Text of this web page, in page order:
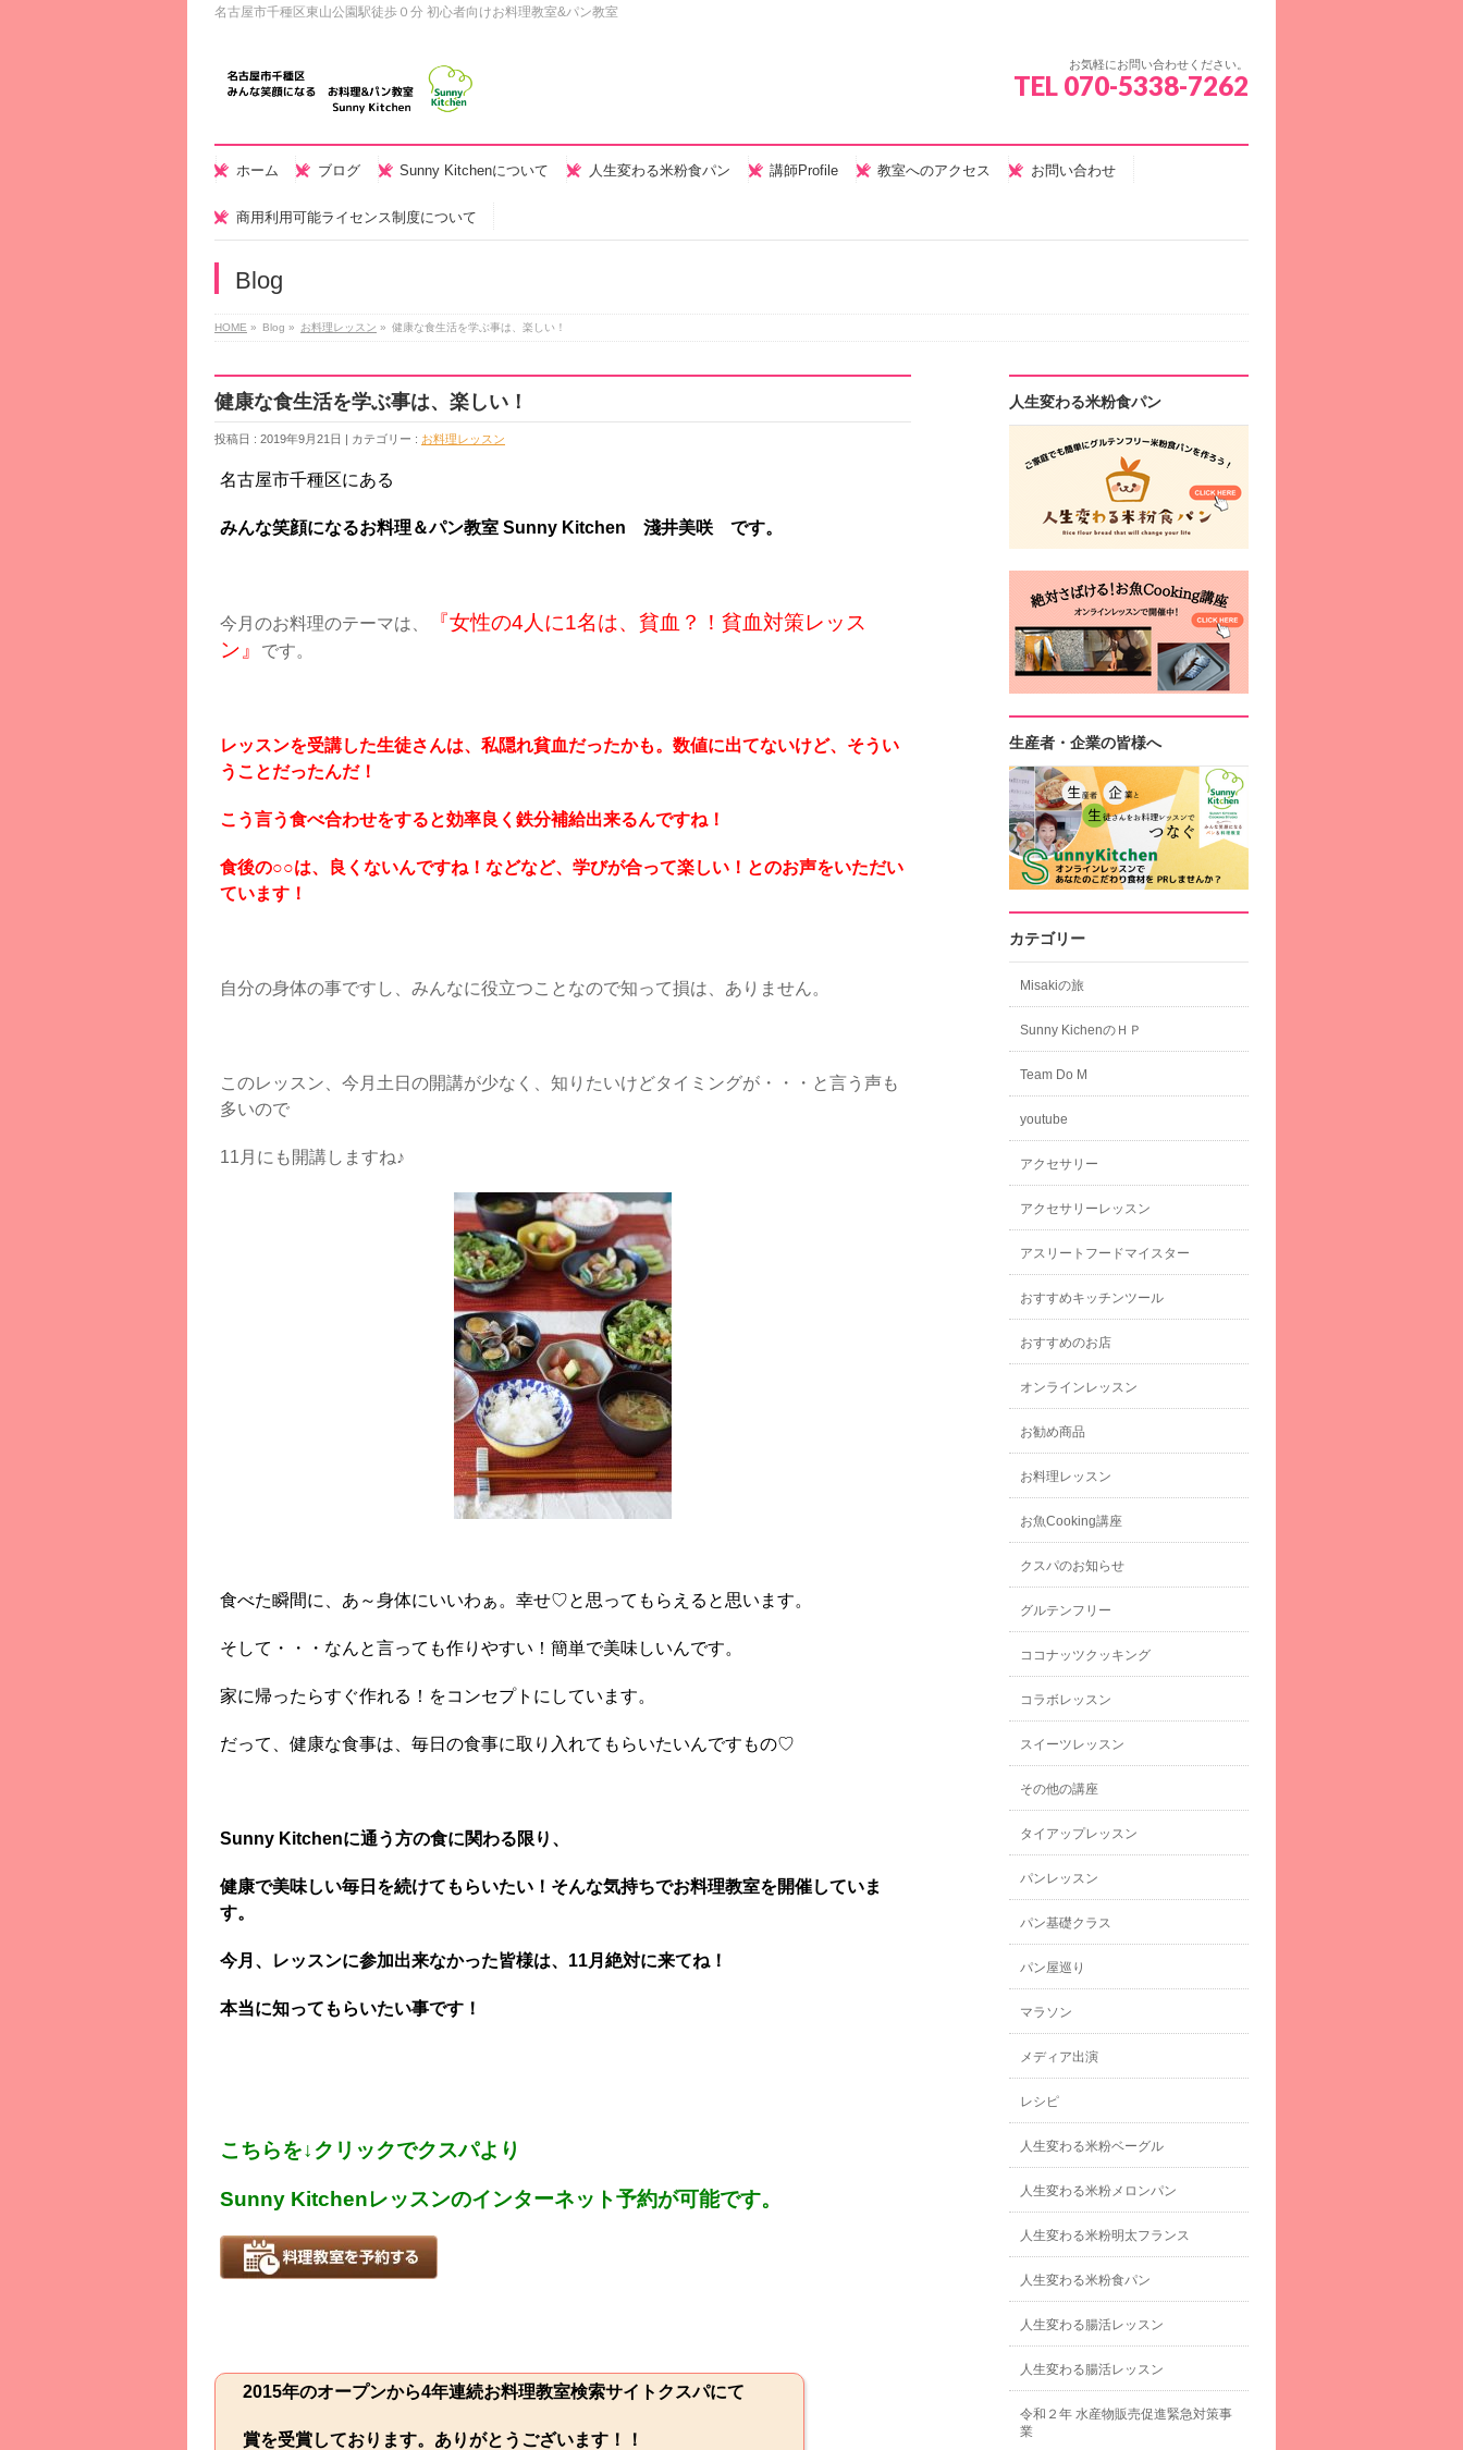
名古屋市千種区東山公園駅徒歩０分 初心者向けお料理教室&パン教室
お気軽にお問い合わせください。
TEL 070-5338-7262
ホーム ブログ Sunny Kitchenについて 人生変わる米粉食パン 講師Profile 教室へのアクセス お問い合わせ
商用利用可能ライセンス制度について
Blog
HOME » Blog » お料理レッスン » 健康な食生活を学ぶ事は、楽しい！
健康な食生活を学ぶ事は、楽しい！
投稿日 : 2019年9月21日 | カテゴリー : お料理レッスン
名古屋市千種区にある
みんな笑顔になるお料理＆パン教室 Sunny Kitchen 淺井美咲 です。
今月のお料理のテーマは、
『女性の4人に1名は、貧血？！貧血対策レッス
ン』
です。
レッスンを受講した生徒さんは、私隠れ貧血だったかも。数値に出てないけど、そうい
うことだったんだ！
こう言う食べ合わせをすると効率良く鉄分補給出来るんですね！
食後の○○は、良くないんですね！などなど、学びが合って楽しい！とのお声をいただい
ています！
自分の身体の事ですし、みんなに役立つことなので知って損は、ありません。
このレッスン、今月土日の開講が少なく、知りたいけどタイミングが・・・と言う声も
多いので
11月にも開講しますね♪
食べた瞬間に、あ～身体にいいわぁ。幸せ♡と思ってもらえると思います。
そして・・・なんと言っても作りやすい！簡単で美味しいんです。
家に帰ったらすぐ作れる！をコンセプトにしています。
だって、健康な食事は、毎日の食事に取り入れてもらいたいんですもの♡
Sunny Kitchenに通う方の食に関わる限り、
健康で美味しい毎日を続けてもらいたい！そんな気持ちでお料理教室を開催していま
す。
今月、レッスンに参加出来なかった皆様は、11月絶対に来てね！
本当に知ってもらいたい事です！
こちらを↓クリックでクスパより
Sunny Kitchenレッスンのインターネット予約が可能です。
2015年のオープンから4年連続お料理教室検索サイトクスパにて
賞を受賞しております。ありがとうございます！！
人生変わる米粉食パン
生産者・企業の皆様へ
カテゴリー
Misakiの旅
Sunny KichenのＨＰ
Team Do M
youtube
アクセサリー
アクセサリーレッスン
アスリートフードマイスター
おすすめキッチンツール
おすすめのお店
オンラインレッスン
お勧め商品
お料理レッスン
お魚Cooking講座
クスパのお知らせ
グルテンフリー
ココナッツクッキング
コラボレッスン
スイーツレッスン
その他の講座
タイアップレッスン
パンレッスン
パン基礎クラス
パン屋巡り
マラソン
メディア出演
レシピ
人生変わる米粉ベーグル
人生変わる米粉メロンパン
人生変わる米粉明太フランス
人生変わる米粉食パン
人生変わる腸活レッスン
人生変わる腸活レッスン
令和２年 水産物販売促進緊急対策事
業